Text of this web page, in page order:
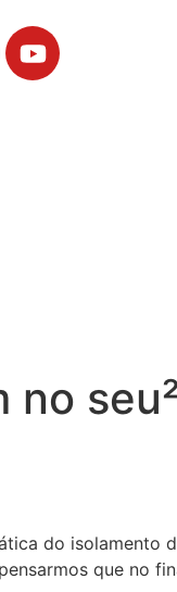
no
do isolamento
que no